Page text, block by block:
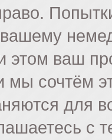
вашему
этом ваш
мы сочтём
для
с